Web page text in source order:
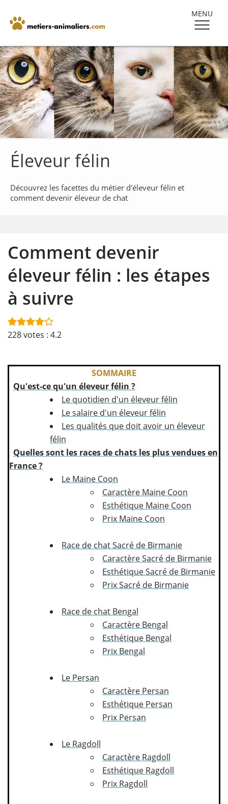
MENU
Éleveur félin
Découvrez les facettes du métier d'éleveur félin et
comment devenir éleveur de chat
Comment devenir
éleveur félin : les étapes
à suivre
228votes : 4.2
SOMMAIRE
Qu'est-ce qu'un éleveur félin ?
Le quotidien d'un éleveur félin
Le salaire d'un éleveur félin
Les qualités que doit avoir un éleveur
félin
Quelles sont les races de chats les plus vendues en
France ?
Le Maine Coon
Caractère Maine Coon
Esthétique Maine Coon
Prix Maine Coon
Race de chat Sacré de Birmanie
Caractère Sacré de Birmanie
Esthétique Sacré de Birmanie
Prix Sacré de Birmanie
Race de chat Bengal
Caractère Bengal
Esthétique Bengal
Prix Bengal
Le Persan​
Caractère Persan
Esthétique Persan
Prix Persan
Le Ragdoll
Caractère Ragdoll
Esthétique Ragdoll
Prix Ragdoll